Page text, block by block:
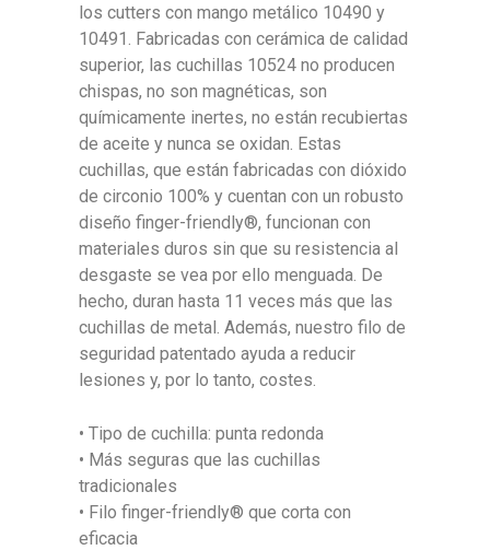
los cutters con mango metálico 10490 y
10491. Fabricadas con cerámica de calidad
superior, las cuchillas 10524 no producen
chispas, no son magnéticas, son
químicamente inertes, no están recubiertas
de aceite y nunca se oxidan. Estas
cuchillas, que están fabricadas con dióxido
de circonio 100% y cuentan con un robusto
diseño finger-friendly®, funcionan con
materiales duros sin que su resistencia al
desgaste se vea por ello menguada. De
hecho, duran hasta 11 veces más que las
cuchillas de metal. Además, nuestro filo de
seguridad patentado ayuda a reducir
lesiones y, por lo tanto, costes.
• Tipo de cuchilla: punta redonda
• Más seguras que las cuchillas
tradicionales
• Filo finger-friendly® que corta con
eficacia